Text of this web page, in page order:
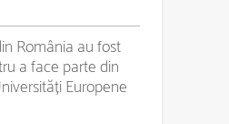
România au fost
a face parte din
Europene